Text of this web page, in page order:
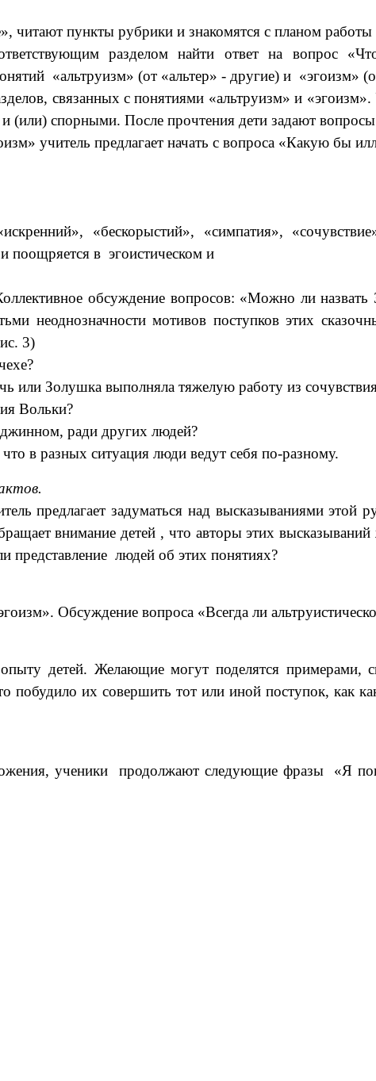
читают пункты рубрики и знакомятся с планом работы
разделом найти ответ на вопрос
«альтруизм» (от «альтер» - другие) и «эгоизм»
связанных с понятиями «альтруизм» и
(или) спорными. После прочтения дети задают
учитель предлагает начать с вопроса «Какую бы
«бескорыстий», «симпатия»,
поощряется в эгоистическом и
обсуждение вопросов: «Можно ли назвать
неоднозначности мотивов поступков этих
3)
или Золушка выполняла тяжелую работу из
Вольки?
ради других людей?
в разных ситуация люди ведут себя по-разному.
предлагает задуматься над высказываниями
внимание детей , что авторы этих
представление людей об этих понятиях?
Обсуждение вопроса «Всегда ли
детей. Желающие могут поделятся примерами,
побудило их совершить тот или иной поступок, как
ученики продолжают следующие фразы «Я